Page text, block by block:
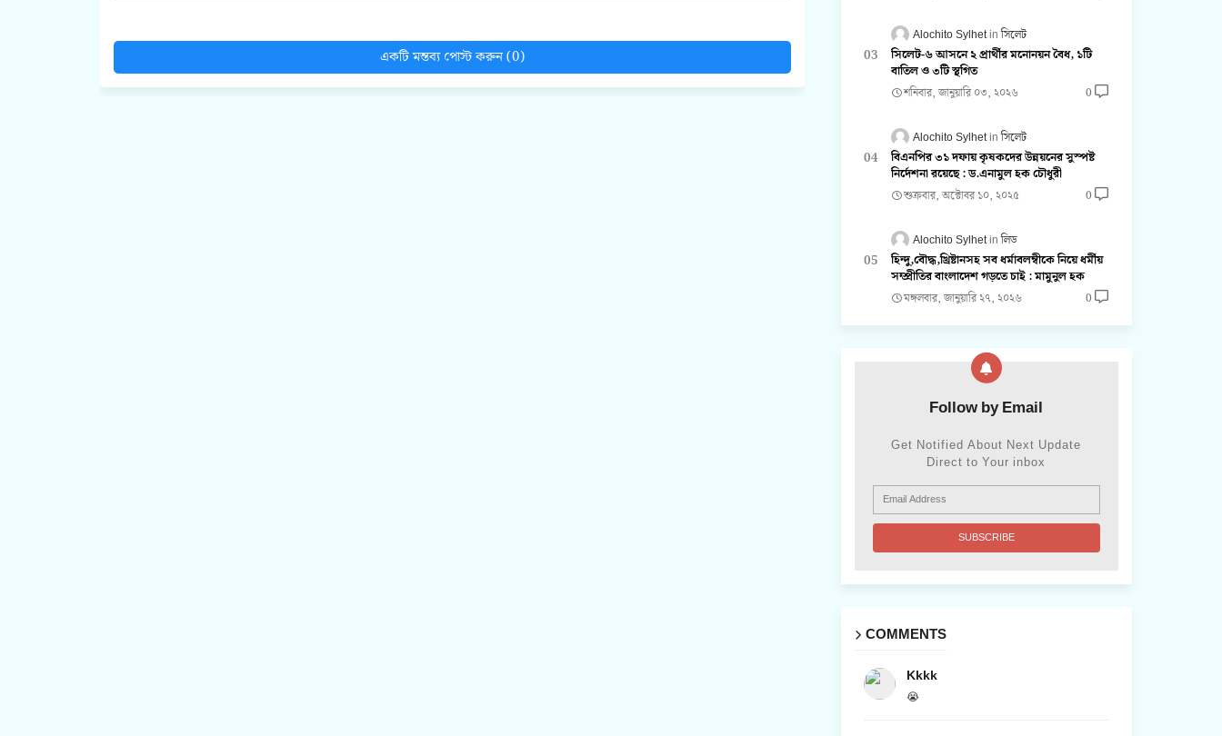
একটি মন্তব্য পোস্ট করুন (0)
Alochito Sylhet সিলেট
সিলেট-৬ আসনে ২ প্রার্থীর মনোনয়ন বৈধ, ১টি
বাতিল ও ৩টি স্থগিত
শনিবার, জানুয়ারি ০৩, ২০২৬ 0
Alochito Sylhet সিলেট
বিএনপির ৩১ দফায় কৃষকদের উন্নয়নের সুস্পষ্ট
নির্দেশনা রয়েছে : ড.এনামুল হক চৌধুরী
শুক্রবার, অক্টোবর ১০, ২০২৫ 0
Alochito Sylhet লিড
হিন্দু,বৌদ্ধ,খ্রিষ্টানসহ সব ধর্মাবলম্বীকে নিয়ে ধর্মীয়
সম্প্রীতির বাংলাদেশ গড়তে চাই : মামুনুল হক
মঙ্গলবার, জানুয়ারি ২৭, ২০২৬ 0
Follow by Email
Get Notified About Next Update
Direct to Your inbox
COMMENTS
Kkkk
😭